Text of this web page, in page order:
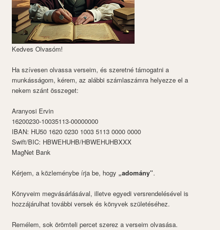
Kedves Olvasóm!
Ha szívesen olvassa verseim, és szeretné támogatni a
munkásságom, kérem, az alábbi számlaszámra helyezze el a
nekem szánt összeget:
Aranyosi Ervin
16200230-10035113-00000000
IBAN: HU50 1620 0230 1003 5113 0000 0000
Swift/BIC: HBWEHUHB/HBWEHUHBXXX
MagNet Bank
Kérjem, a közleménybe írja be, hogy „adomány”.
Könyveim megvásárlásával, illetve egyedi versrendelésével is
hozzájárulhat további versek és könyvek születéséhez.
Remélem, sok örömteli percet szerez a verseim olvasása.